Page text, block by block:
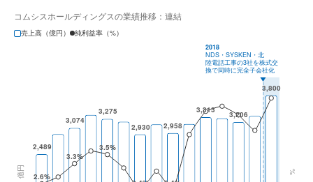
コムシスホールディングスの業績推移：連結
売上高（億円）
純利益率（%）